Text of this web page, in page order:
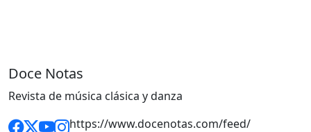
Doce Notas
Revista de música clásica y danza
https://www.docenotas.com/feed/